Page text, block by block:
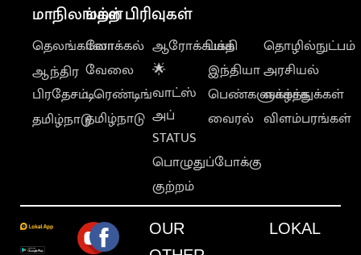
மாநிலங்கள்
தெலங்கானா
ஆந்திர
பிரதேசம்
தமிழ்நாடு
மற்ற பிரிவுகள்
லோக்கல்
வேலை
டிரெண்டிங்
தமிழ்நாடு
ஆரோக்கியம்
🌟
வாட்ஸ்
அப்
STATUS
பொழுதுப்போக்கு
குற்றம்
பக்தி
இந்தியா
பெண்களுக்காக
வைரல்
தொழில்நுட்பம்
அரசியல்
வாழ்த்துக்கள்
விளம்பரங்கள்
OUR
LOKAL